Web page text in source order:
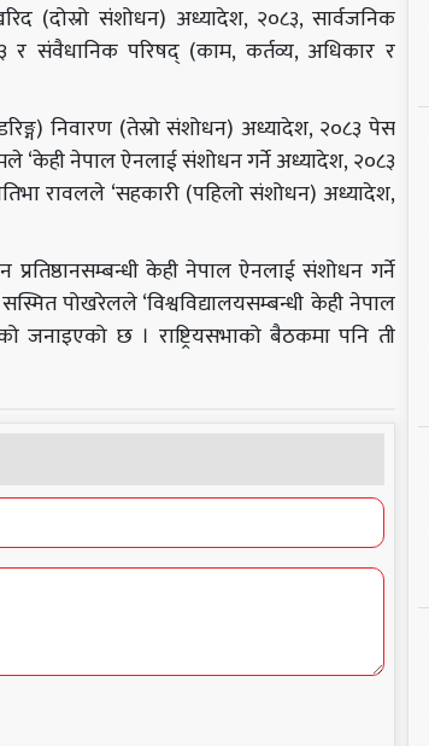
(दोस्रो संशोधन) अध्यादेश, २०८३, सार्वजनिक
र संवैधानिक परिषद् (काम, कर्तव्य, अधिकार र
निवारण (तेस्रो संशोधन) अध्यादेश, २०८३ पेस
‘केही नेपाल ऐनलाई संशोधन गर्ने अध्यादेश, २०८३
रावलले ‘सहकारी (पहिलो संशोधन) अध्यादेश,
प्रतिष्ठानसम्बन्धी केही नेपाल ऐनलाई संशोधन गर्ने
पोखरेलले ‘विश्वविद्यालयसम्बन्धी केही नेपाल
जनाइएको छ । राष्ट्रियसभाको बैठकमा पनि ती